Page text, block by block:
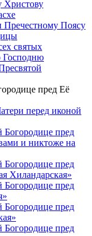
Христову
Пречестному Поясу
святых
Господню
пред Её
перед иконой
Богородице пред
и никтоже на
Богородице пред
Хиландарская»
Богородице пред
Богородице пред
Богородице пред